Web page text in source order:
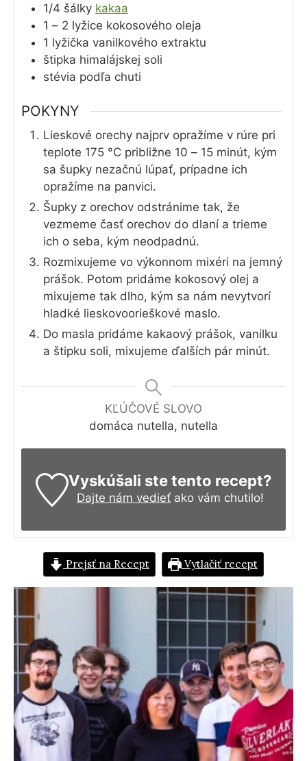
1/4 šálky kakaa
1 – 2 lyžice kokosového oleja
1 lyžička vanilkového extraktu
štipka himalájskej soli
stévia podľa chuti
POKYNY
Lieskové orechy najprv opražíme v rúre pri
teplote 175 °C približne 10 – 15 minút, kým
sa šupky nezačnú lúpať, prípadne ich
opražíme na panvici.
Šupky z orechov odstránime tak, že
vezmeme časť orechov do dlaní a trieme
ich o seba, kým neodpadnú.
Rozmixujeme vo výkonnom mixéri na jemný
prášok. Potom pridáme kokosový olej a
mixujeme tak dlho, kým sa nám nevytvorí
hladké lieskovoorieškové maslo.
Do masla pridáme kakaový prášok, vanilku
a štipku soli, mixujeme ďalších pár minút.
KĽÚČOVÉ SLOVO
domáca nutella, nutella
Vyskúšali ste tento recept?
Dajte nám vedieťako vám chutilo!
Prejsť na Recept Vytlačiť recept